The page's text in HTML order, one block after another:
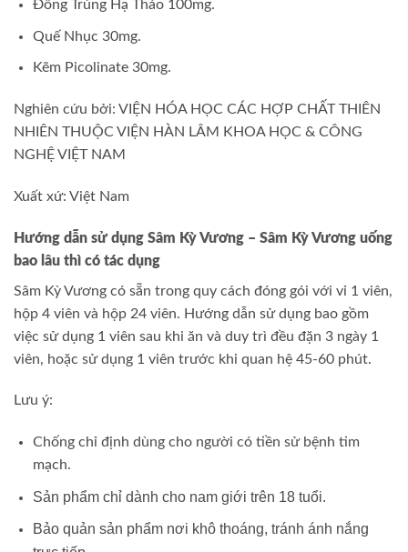
Đông Trùng Hạ Thảo 100mg.
Quế Nhục 30mg.
Kẽm Picolinate 30mg.
Nghiên cứu bởi: VIỆN HÓA HỌC CÁC HỢP CHẤT THIÊN
NHIÊN THUỘC VIỆN HÀN LÂM KHOA HỌC & CÔNG
NGHỆ VIỆT NAM
Xuất xứ: Việt Nam
Hướng dẫn sử dụng Sâm Kỳ Vương – Sâm Kỳ Vương uống
bao lâu thì có tác dụng
Sâm Kỳ Vương có sẵn trong quy cách đóng gói với vỉ 1 viên,
hộp 4 viên và hộp 24 viên. Hướng dẫn sử dụng bao gồm
việc sử dụng 1 viên sau khi ăn và duy trì đều đặn 3 ngày 1
viên, hoặc sử dụng 1 viên trước khi quan hệ 45-60 phút.
Lưu ý:
Chống chỉ định dùng cho người có tiền sử bệnh tim
mạch.
Sản phẩm chỉ dành cho nam giới trên 18 tuổi.
Bảo quản sản phẩm nơi khô thoáng, tránh ánh nắng